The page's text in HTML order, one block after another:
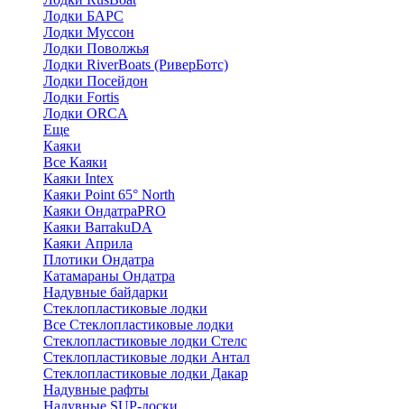
Лодки БАРС
Лодки Муссон
Лодки Поволжья
Лодки RiverBoats (РиверБотс)
Лодки Посейдон
Лодки Fortis
Лодки ORCA
Еще
Каяки
Все Каяки
Каяки Intex
Каяки Point 65° North
Каяки ОндатраPRO
Каяки BarrakuDA
Каяки Априла
Плотики Ондатра
Катамараны Ондатра
Надувные байдарки
Стеклопластиковые лодки
Все Стеклопластиковые лодки
Стеклопластиковые лодки Стелс
Стеклопластиковые лодки Антал
Стеклопластиковые лодки Дакар
Надувные рафты
Надувные SUP-доски